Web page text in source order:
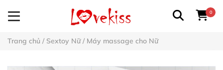
0
Trang chủ / Sextoy Nữ/ Máy massage cho Nữ